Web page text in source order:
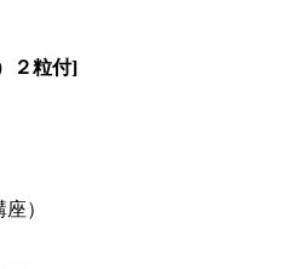
２粒付]
）